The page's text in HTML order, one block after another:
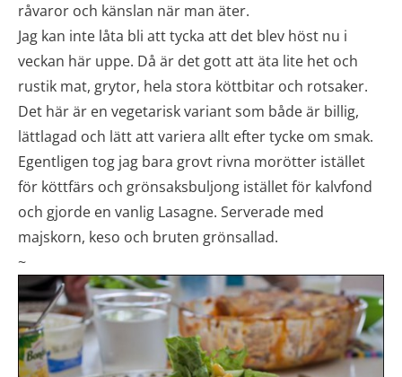
råvaror och känslan när man äter.
Jag kan inte låta bli att tycka att det blev höst nu i
veckan här uppe. Då är det gott att äta lite het och
rustik mat, grytor, hela stora köttbitar och rotsaker.
Det här är en vegetarisk variant som både är billig,
lättlagad och lätt att variera allt efter tycke om smak.
Egentligen tog jag bara grovt rivna morötter istället
för köttfärs och grönsaksbuljong istället för kalvfond
och gjorde en vanlig Lasagne. Serverade med
majskorn, keso och bruten grönsallad.
~